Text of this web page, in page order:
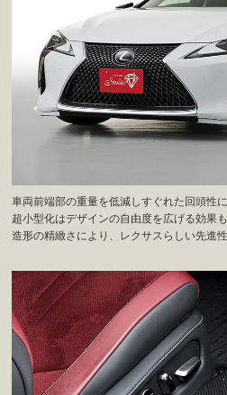
車両前端部の重量を低減しすぐれた回頭性
超小型化はデザインの自由度を広げる効果
造形の精緻さにより、レクサスらしい先進